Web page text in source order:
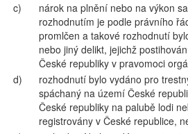
c)
nárok na plnění nebo na výkon
rozhodnutím je podle právního
promlčen a takové rozhodnutí
nebo jiný delikt, jejichž
České republiky v pravomoci
d)
rozhodnutí bylo vydáno pro
spáchaný na území České
České republiky na palubě lodi
registrovány v České republice,